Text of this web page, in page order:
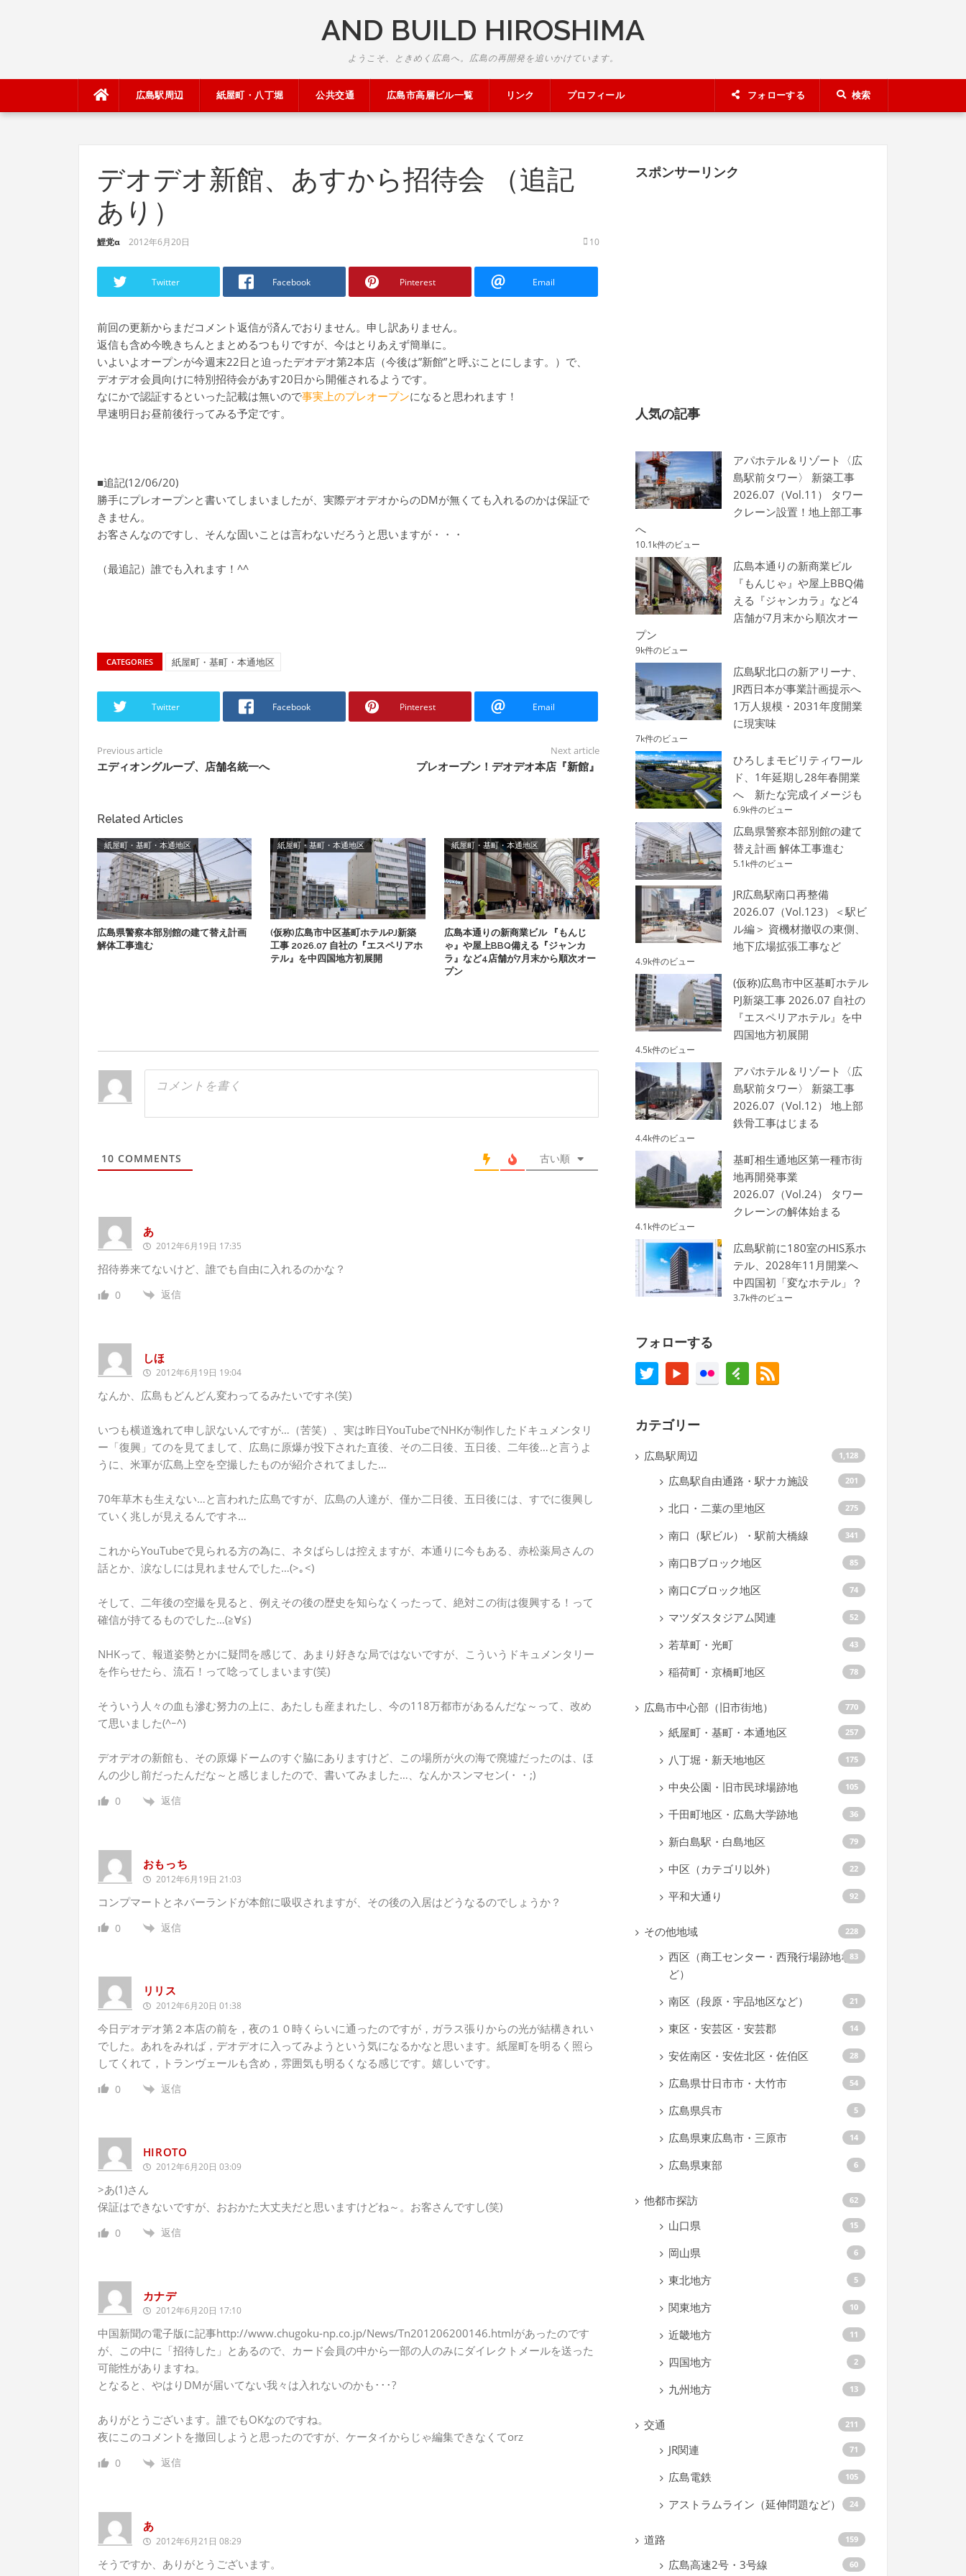
AND BUILD HIROSHIMA
ようこそ、ときめく広島へ。広島の再開発を追いかけています。
広島駅周辺 紙屋町・八丁堀 公共交通 広島市高層ビル一覧 リンク プロフィール フォローする 検索
デオデオ新館、あすから招待会 （追記
あり）
鯉党α 2012年6月20日 10
Twitter Facebook Pinterest Email
前回の更新からまだコメント返信が済んでおりません。申し訳ありません。
返信も含め今晩きちんとまとめるつもりですが、今はとりあえず簡単に。
いよいよオープンが今週末22日と迫ったデオデオ第2本店（今後は”新館”と呼ぶことにします。）で、
デオデオ会員向けに特別招待会があす20日から開催されるようです。
なにかで認証するといった記載は無いので事実上のプレオープンになると思われます！
早速明日お昼前後行ってみる予定です。
■追記(12/06/20)
勝手にプレオープンと書いてしまいましたが、実際デオデオからのDMが無くても入れるのかは保証で
きません。
お客さんなのですし、そんな固いことは言わないだろうと思いますが・・・
（最追記）誰でも入れます！^^
CATEGORIES 紙屋町・基町・本通地区
Twitter Facebook Pinterest Email
Previous article
エディオングループ、店舗名統一へ
Next article
プレオープン！デオデオ本店『新館』
Related Articles
紙屋町・基町・本通地区
広島県警察本部別館の建て替え計画
解体工事進む
紙屋町・基町・本通地区
(仮称)広島市中区基町ホテルPJ新築
工事 2026.07 自社の『エスペリアホ
テル』を中四国地方初展開
紙屋町・基町・本通地区
広島本通りの新商業ビル 『もんじ
ゃ』や屋上BBQ備える『ジャンカ
ラ』など4店舗が7月末から順次オー
プン
10 COMMENTS 古い順
あ
2012年6月19日 17:35
招待券来てないけど、誰でも自由に入れるのかな？
0 返信
しほ
2012年6月19日 19:04
なんか、広島もどんどん変わってるみたいですネ(笑)
いつも横道逸れて申し訳ないんですが…（苦笑）、実は昨日YouTubeでNHKが制作したドキュメンタリ
ー「復興」てのを見てまして、広島に原爆が投下された直後、その二日後、五日後、二年後…と言うよ
うに、米軍が広島上空を空撮したものが紹介されてました…
70年草木も生えない…と言われた広島ですが、広島の人達が、僅か二日後、五日後には、すでに復興し
ていく兆しが見えるんですネ…
これからYouTubeで見られる方の為に、ネタばらしは控えますが、本通りに今もある、赤松薬局さんの
話とか、涙なしには見れませんでした…(>｡<)
そして、二年後の空撮を見ると、例えその後の歴史を知らなくったって、絶対この街は復興する！って
確信が持てるものでした…(≧∀≦)
NHKって、報道姿勢とかに疑問を感じて、あまり好きな局ではないですが、こういうドキュメンタリー
を作らせたら、流石！って唸ってしまいます(笑)
そういう人々の血も滲む努力の上に、あたしも産まれたし、今の118万都市があるんだな～って、改め
て思いました(^ｰ^)
デオデオの新館も、その原爆ドームのすぐ脇にありますけど、この場所が火の海で廃墟だったのは、ほ
んの少し前だったんだな～と感じましたので、書いてみました…、なんかスンマセン(・・;)
0 返信
おもっち
2012年6月19日 21:03
コンプマートとネバーランドが本館に吸収されますが、その後の入居はどうなるのでしょうか？
0 返信
リリス
2012年6月20日 01:38
今日デオデオ第２本店の前を，夜の１０時くらいに通ったのですが，ガラス張りからの光が結構きれい
でした。あれをみれば，デオデオに入ってみようという気になるかなと思います。紙屋町を明るく照ら
してくれて，トランヴェールも含め，雰囲気も明るくなる感じです。嬉しいです。
0 返信
HIROTO
2012年6月20日 03:09
>あ(1)さん
保証はできないですが、おおかた大丈夫だと思いますけどね～。お客さんですし(笑)
0 返信
カナデ
2012年6月20日 17:10
中国新聞の電子版に記事http://www.chugoku-np.co.jp/News/Tn201206200146.htmlがあったのです
が、この中に「招待した」とあるので、カード会員の中から一部の人のみにダイレクトメールを送った
可能性がありますね。
となると、やはりDMが届いてない我々は入れないのかも･･･?
ありがとうございます。誰でもOKなのですね。
夜にこのコメントを撤回しようと思ったのですが、ケータイからじゃ編集できなくてorz
0 返信
あ
2012年6月21日 08:29
そうですか、ありがとうございます。
スポンサーリンク
人気の記事
アパホテル＆リゾート〈広
島駅前タワー〉 新築工事
2026.07（Vol.11） タワー
クレーン設置！地上部工事
へ
10.1k件のビュー
広島本通りの新商業ビル
『もんじゃ』や屋上BBQ備
える『ジャンカラ』など4
店舗が7月末から順次オー
プン
9k件のビュー
広島駅北口の新アリーナ、
JR西日本が事業計画提示へ
1万人規模・2031年度開業
に現実味
7k件のビュー
ひろしまモビリティワール
ド、1年延期し28年春開業
へ 新たな完成イメージも
6.9k件のビュー
広島県警察本部別館の建て
替え計画 解体工事進む
5.1k件のビュー
JR広島駅南口再整備
2026.07（Vol.123）＜駅ビ
ル編＞ 資機材撤収の東側、
地下広場拡張工事など
4.9k件のビュー
(仮称)広島市中区基町ホテル
PJ新築工事 2026.07 自社の
『エスペリアホテル』を中
四国地方初展開
4.5k件のビュー
アパホテル＆リゾート〈広
島駅前タワー〉 新築工事
2026.07（Vol.12） 地上部
鉄骨工事はじまる
4.4k件のビュー
基町相生通地区第一種市街
地再開発事業
2026.07（Vol.24） タワー
クレーンの解体始まる
4.1k件のビュー
広島駅前に180室のHIS系ホ
テル、2028年11月開業へ
中四国初「変なホテル」？
3.7k件のビュー
フォローする
カテゴリー
広島駅周辺 1,128
広島駅自由通路・駅ナカ施設 201
北口・二葉の里地区 275
南口（駅ビル）・駅前大橋線 341
南口Bブロック地区 85
南口Cブロック地区 74
マツダスタジアム関連 52
若草町・光町 43
稲荷町・京橋町地区 78
広島市中心部（旧市街地） 770
紙屋町・基町・本通地区 257
八丁堀・新天地地区 175
中央公園・旧市民球場跡地 105
千田町地区・広島大学跡地 36
新白島駅・白島地区 79
中区（カテゴリ以外） 22
平和大通り 92
その他地域 228
西区（商工センター・西飛行場跡地な
ど）
83
南区（段原・宇品地区など） 21
東区・安芸区・安芸郡 14
安佐南区・安佐北区・佐伯区 28
広島県廿日市市・大竹市 54
広島県呉市 5
広島県東広島市・三原市 14
広島県東部 6
他都市探訪 62
山口県 15
岡山県 6
東北地方 5
関東地方 10
近畿地方 11
四国地方 2
九州地方 13
交通 211
JR関連 71
広島電鉄 105
アストラムライン（延伸問題など） 24
道路 159
広島高速2号・3号線 60